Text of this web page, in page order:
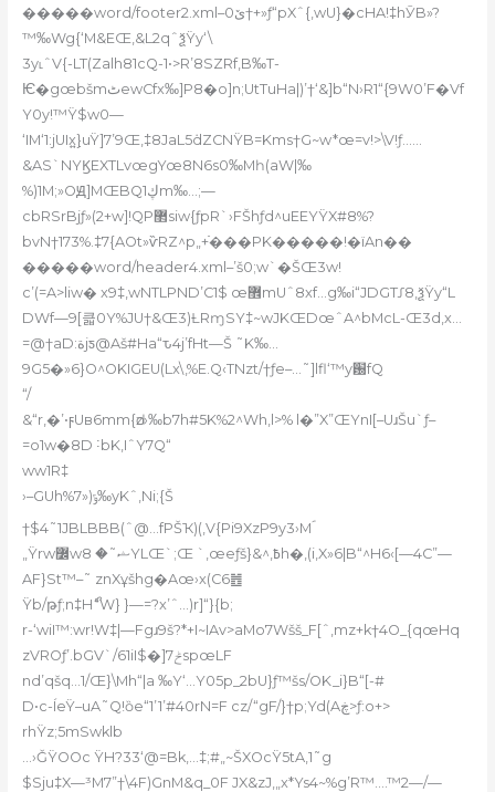
�����word/footer2.xml–ێ0†+»ƒ“pXˆ{,wU}�cHA!‡hӮB»?
™‰Wg{‘M&EŒ‚&L2qˆѯŸy‘\
3y˪ˆV{-LT(Zalh81cQ-1•>R’8SZRf,B‰T-
Ѥ�gœbšmٹewCfx‰]P8�o]n;UtTuHa|)’†‘&]b“N›R1“{9W0’F�Vf
Y0y!™Ÿ$w0—
‘IM‘1:jUIx߲͍}uŸ]7’9Œ,‡8JaL5݁dZCNŸB=Kms†G~w*œ=v!>\V!ƒ……
&AS`NYϏEXTLvœgYœ8N6s0‰Mһ(aW|‰
%)1M;»OԬ]MŒBQ1ڮm‰…;—
cbRSrBjƒ»(2+w]!QP޲siw{ƒpR`›FŠhƒd^uEEYŸX#8%?
bvN†173%.‡7{AOt»ѷRZ^p„+ֿ���PK�����!�ïAn��
�����word/header4.xml–’š0;w`�ŠŒ3w!
c’(=A>liw� x9‡,wNTLPND’C
1$ œ޾mUˆ8xf…g‰i“JDGTƩ8,ѯŸy“L
DWf—9[큷0Y%JU†&Œ3)ȽRɱSY‡~wJKŒDœˆA^bMcL-Œ3d‚x…
=@†aD:ةjƽ@Aš#Ha“ԏ4j’fHt—Š ˜K‰…
9G5�»6}O^OKIGEU(Lx\,%E.Q‹TNzt/†ƒe–…˜]lfl‘™y԰fQ
“/
&“r,�’•ϝUв6mm{ǳ›‰b7h#5K%2^Wh‚l>% l�”X”ŒYnI[–UɹŠu`ƒ–
=o1w�8D ˸bK,IˆY7Q“
ww1R‡
›–GUh%ݹ(«7‰yKˆ‚Ni;{Š
†$4˜1JBLBBB(ˆ@…fPŠҠ)(‚V{Pi9XzP9y3›Mؐ
„Ÿrw߼wޝ˜� 8YLŒ`;Œ `‚œeƒš}&^‚߿h�,(i‚X»6|B“^H6‹[—4C”—
AF}St™–˜ znXұšhg�Aœ›x(C6䷐
Ÿb/թƒ;n‡Hޯ“W} }—=?x’ˆ…)r]“}{b;
r-‘wiI™:wr!W‡|—Fgɹ9š?*+I~IAv>aMo7Wšš_F[ˆ‚mz+k†4O_{qœHq
zVROƒ’.bGV`/61iI$�]7ݲspœLF
nd’qšq…1/Œ}\Mh“|a ‰Y‘…Y05p_2bU}ƒ™šs/OK_i}B“[-#
D•c-ÍeŸ–uA˜Q!ȍe“1’1’#40rN=F cz/“gF/}†p;Yd(Aڿ>ƒ:o+>
rhŸz;5mSwklb
…›ǦŸOOc ŸH?33‘@=Bk,…‡;#„~ŠXOcŸ5tA‚1˜g
$Sju‡X—³M7”†\4F)GnM&q_0F JX&zJ‚„x*Ys4~%g’R™….™2—/—